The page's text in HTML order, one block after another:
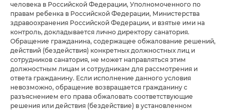
человека в Российской Федерации, Уполномоченного по
правам ребенка в Российской Федерации, Министерства
здравоохранения Российской Федерации, и взятые ими на
контроль, докладывается лично директору санатория.
Обращение гражданина, содержащее обжалование решений,
действий (бездействия) конкретных должностных лиц и
сотрудников санатория, не может направляться этим
должностным лицам и сотрудникам для рассмотрения и
ответа гражданину. Если исполнение данного условия
невозможно, обращение возвращается гражданину с
разъяснением его права обжаловать соответствующие
решения или действия (бездействие) в установленном